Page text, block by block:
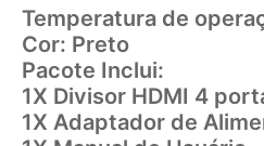
Temperatura de
Cor: Preto
Pacote Inclui:
1X Divisor HDMI 4
1X Adaptador de